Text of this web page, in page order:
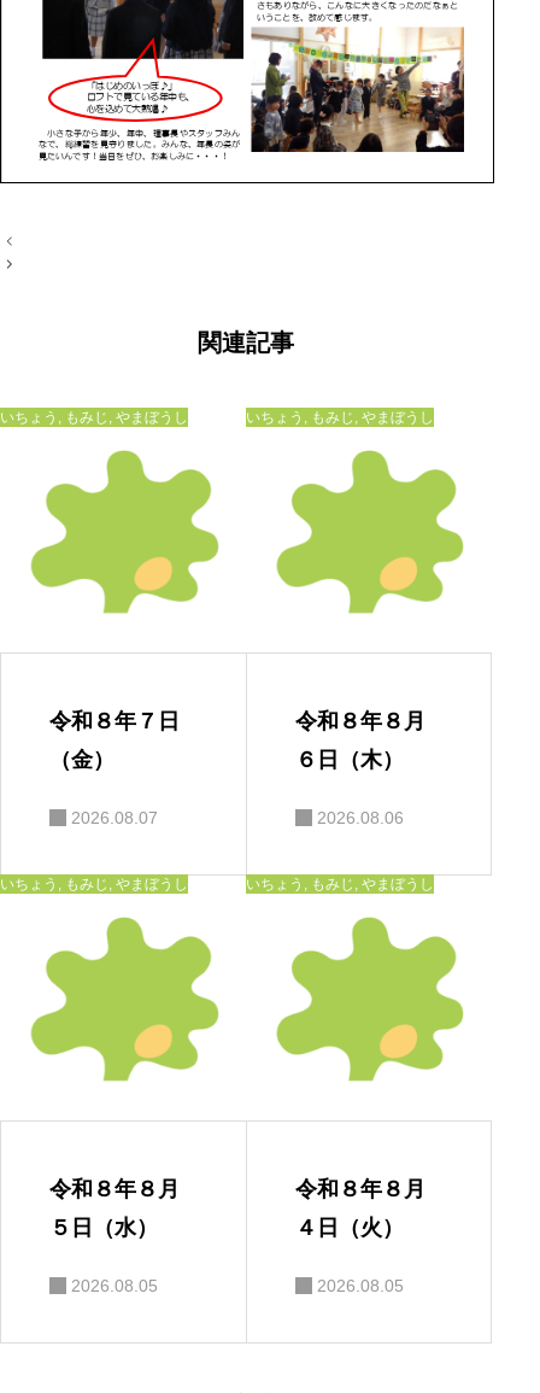
投
稿
関連記事
いちょう もみじ やまぼうし
令和８年７日
（金）
2026.08.07
いちょう もみじ やまぼうし
令和８年８月
６日（木）
2026.08.06
いちょう , もみじ , やまぼうし
令和８年８月
５日（水）
2026.08.05
いちょう , もみじ , やまぼうし
令和８年８月
４日（火）
2026.08.05